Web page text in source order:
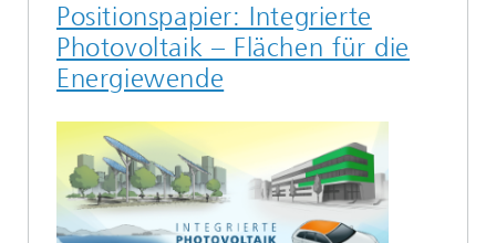
Positionspapier: Integrierte
Photovoltaik – Flächen für die
Energiewende